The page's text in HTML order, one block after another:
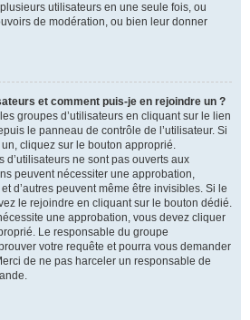
utilisateurs en une seule fois, ou
de modération, ou bien leur donner
et comment puis-je en rejoindre un ?
groupes d’utilisateurs en cliquant sur le lien
le panneau de contrôle de l’utilisateur. Si
cliquez sur le bouton approprié.
d’utilisateurs ne sont pas ouverts aux
peuvent nécessiter une approbation,
d’autres peuvent même être invisibles. Si le
le rejoindre en cliquant sur le bouton dédié.
une approbation, vous devez cliquer
Le responsable du groupe
votre requête et pourra vous demander
de ne pas harceler un responsable de